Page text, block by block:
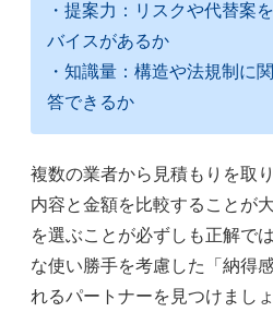
・提案力：リスクや代替案
バイスがあるか
・知識量：構造や法規制に
答できるか
複数の業者から見積もりを取
内容と金額を比較することが
を選ぶことが必ずしも正解で
な使い勝手を考慮した「納得
れるパートナーを見つけましょ